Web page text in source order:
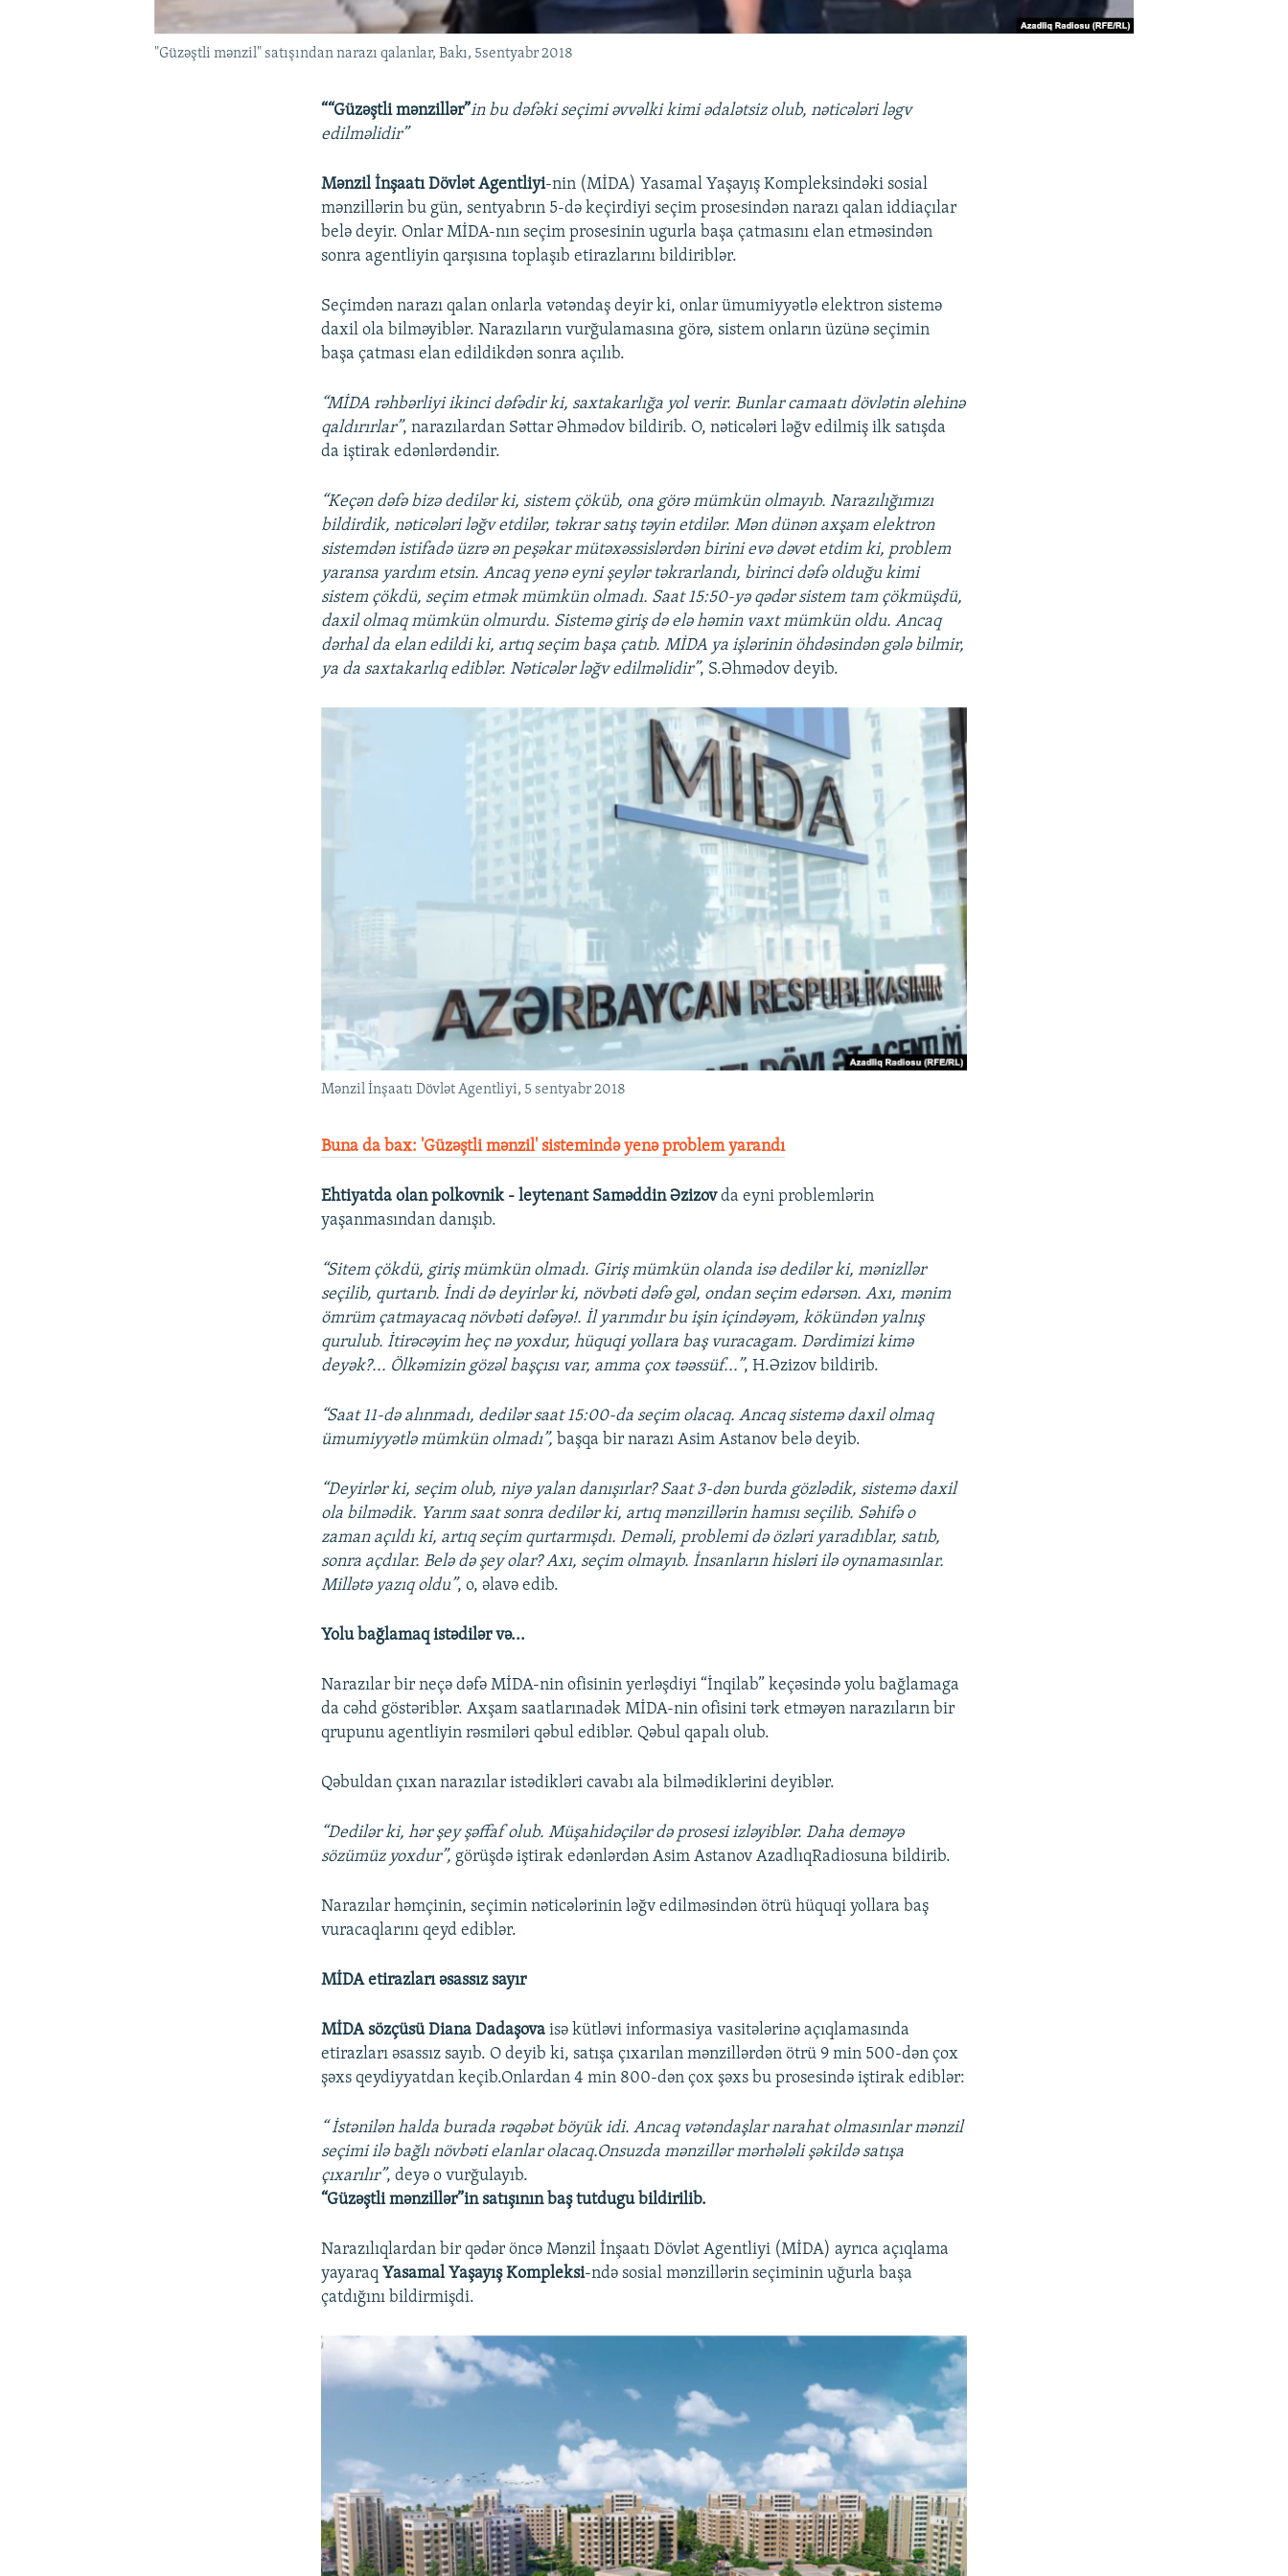
"Güzəştli mənzil" satışından narazı qalanlar, Bakı, 5sentyabr 2018
““Güzəştli mənzillər”in bu dəfəki seçimi əvvəlki kimi ədalətsiz olub, nəticələri ləgv
edilməlidir”
Mənzil İnşaatı Dövlət Agentliyi-nin (MİDA) Yasamal Yaşayış Kompleksindəki sosial
mənzillərin bu gün, sentyabrın 5-də keçirdiyi seçim prosesindən narazı qalan iddiaçılar
belə deyir. Onlar MİDA-nın seçim prosesinin ugurla başa çatmasını elan etməsindən
sonra agentliyin qarşısına toplaşıb etirazlarını bildiriblər.
Seçimdən narazı qalan onlarla vətəndaş deyir ki, onlar ümumiyyətlə elektron sistemə
daxil ola bilməyiblər. Narazıların vurğulamasına görə, sistem onların üzünə seçimin
başa çatması elan edildikdən sonra açılıb.
“MİDA rəhbərliyi ikinci dəfədir ki, saxtakarlığa yol verir. Bunlar camaatı dövlətin əlehinə
qaldırırlar”, narazılardan Səttar Əhmədov bildirib. O, nəticələri ləğv edilmiş ilk satışda
da iştirak edənlərdəndir.
“Keçən dəfə bizə dedilər ki, sistem çöküb, ona görə mümkün olmayıb. Narazılığımızı
bildirdik, nəticələri ləğv etdilər, təkrar satış təyin etdilər. Mən dünən axşam elektron
sistemdən istifadə üzrə ən peşəkar mütəxəssislərdən birini evə dəvət etdim ki, problem
yaransa yardım etsin. Ancaq yenə eyni şeylər təkrarlandı, birinci dəfə olduğu kimi
sistem çökdü, seçim etmək mümkün olmadı. Saat 15:50-yə qədər sistem tam çökmüşdü,
daxil olmaq mümkün olmurdu. Sistemə giriş də elə həmin vaxt mümkün oldu. Ancaq
dərhal da elan edildi ki, artıq seçim başa çatıb. MİDA ya işlərinin öhdəsindən gələ bilmir,
ya da saxtakarlıq ediblər. Nəticələr ləğv edilməlidir”, S.Əhmədov deyib.
Mənzil İnşaatı Dövlət Agentliyi, 5 sentyabr 2018
Buna da bax: 'Güzəştli mənzil' sistemində yenə problem yarandı
Ehtiyatda olan polkovnik - leytenant Saməddin Əzizovda eyni problemlərin
yaşanmasından danışıb.
“Sitem çökdü, giriş mümkün olmadı. Giriş mümkün olanda isə dedilər ki, mənizllər
seçilib, qurtarıb. İndi də deyirlər ki, növbəti dəfə gəl, ondan seçim edərsən. Axı, mənim
ömrüm çatmayacaq növbəti dəfəyə!. İl yarımdır bu işin içindəyəm, kökündən yalnış
qurulub. İtirəcəyim heç nə yoxdur, hüquqi yollara baş vuracagam. Dərdimizi kimə
deyək?... Ölkəmizin gözəl başçısı var, amma çox təəssüf...”, H.Əzizov bildirib.
“Saat 11-də alınmadı, dedilər saat 15:00-da seçim olacaq. Ancaq sistemə daxil olmaq
ümumiyyətlə mümkün olmadı”, başqa bir narazı Asim Astanov belə deyib.
“Deyirlər ki, seçim olub, niyə yalan danışırlar? Saat 3-dən burda gözlədik, sistemə daxil
ola bilmədik. Yarım saat sonra dedilər ki, artıq mənzillərin hamısı seçilib. Səhifə o
zaman açıldı ki, artıq seçim qurtarmışdı. Deməli, problemi də özləri yaradıblar, satıb,
sonra açdılar. Belə də şey olar? Axı, seçim olmayıb. İnsanların hisləri ilə oynamasınlar.
Millətə yazıq oldu”, o, əlavə edib.
Yolu bağlamaq istədilər və...
Narazılar bir neçə dəfə MİDA-nin ofisinin yerləşdiyi “İnqilab” keçəsində yolu bağlamaga
da cəhd göstəriblər. Axşam saatlarınadək MİDA-nin ofisini tərk etməyən narazıların bir
qrupunu agentliyin rəsmiləri qəbul ediblər. Qəbul qapalı olub.
Qəbuldan çıxan narazılar istədikləri cavabı ala bilmədiklərini deyiblər.
“Dedilər ki, hər şey şəffaf olub. Müşahidəçilər də prosesi izləyiblər. Daha deməyə
sözümüz yoxdur”, görüşdə iştirak edənlərdən Asim Astanov AzadlıqRadiosuna bildirib.
Narazılar həmçinin, seçimin nəticələrinin ləğv edilməsindən ötrü hüquqi yollara baş
vuracaqlarını qeyd ediblər.
MİDA etirazları əsassız sayır
MİDA sözçüsü Diana Dadaşova isə kütləvi informasiya vasitələrinə açıqlamasında
etirazları əsassız sayıb. O deyib ki, satışa çıxarılan mənzillərdən ötrü 9 min 500-dən çox
şəxs qeydiyyatdan keçib.Onlardan 4 min 800-dən çox şəxs bu prosesində iştirak ediblər:
“ İstənilən halda burada rəqəbət böyük idi. Ancaq vətəndaşlar narahat olmasınlar mənzil
seçimi ilə bağlı növbəti elanlar olacaq.Onsuzda mənzillər mərhələli şəkildə satışa
çıxarılır”, deyə o vurğulayıb.
“Güzəştli mənzillər”in satışının baş tutdugu bildirilib.
Narazılıqlardan bir qədər öncə Mənzil İnşaatı Dövlət Agentliyi (MİDA) ayrıca açıqlama
yayaraqYasamal Yaşayış Kompleksi-ndə sosial mənzillərin seçiminin uğurla başa
çatdığını bildirmişdi.